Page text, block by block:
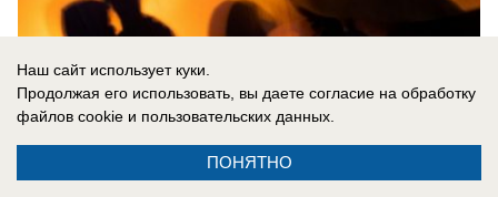
07.08.2026 0
Наш сайт использует куки.
Продолжая его использовать, вы даете согласие на обработку
файлов cookie и пользовательских данных.
ПОНЯТНО